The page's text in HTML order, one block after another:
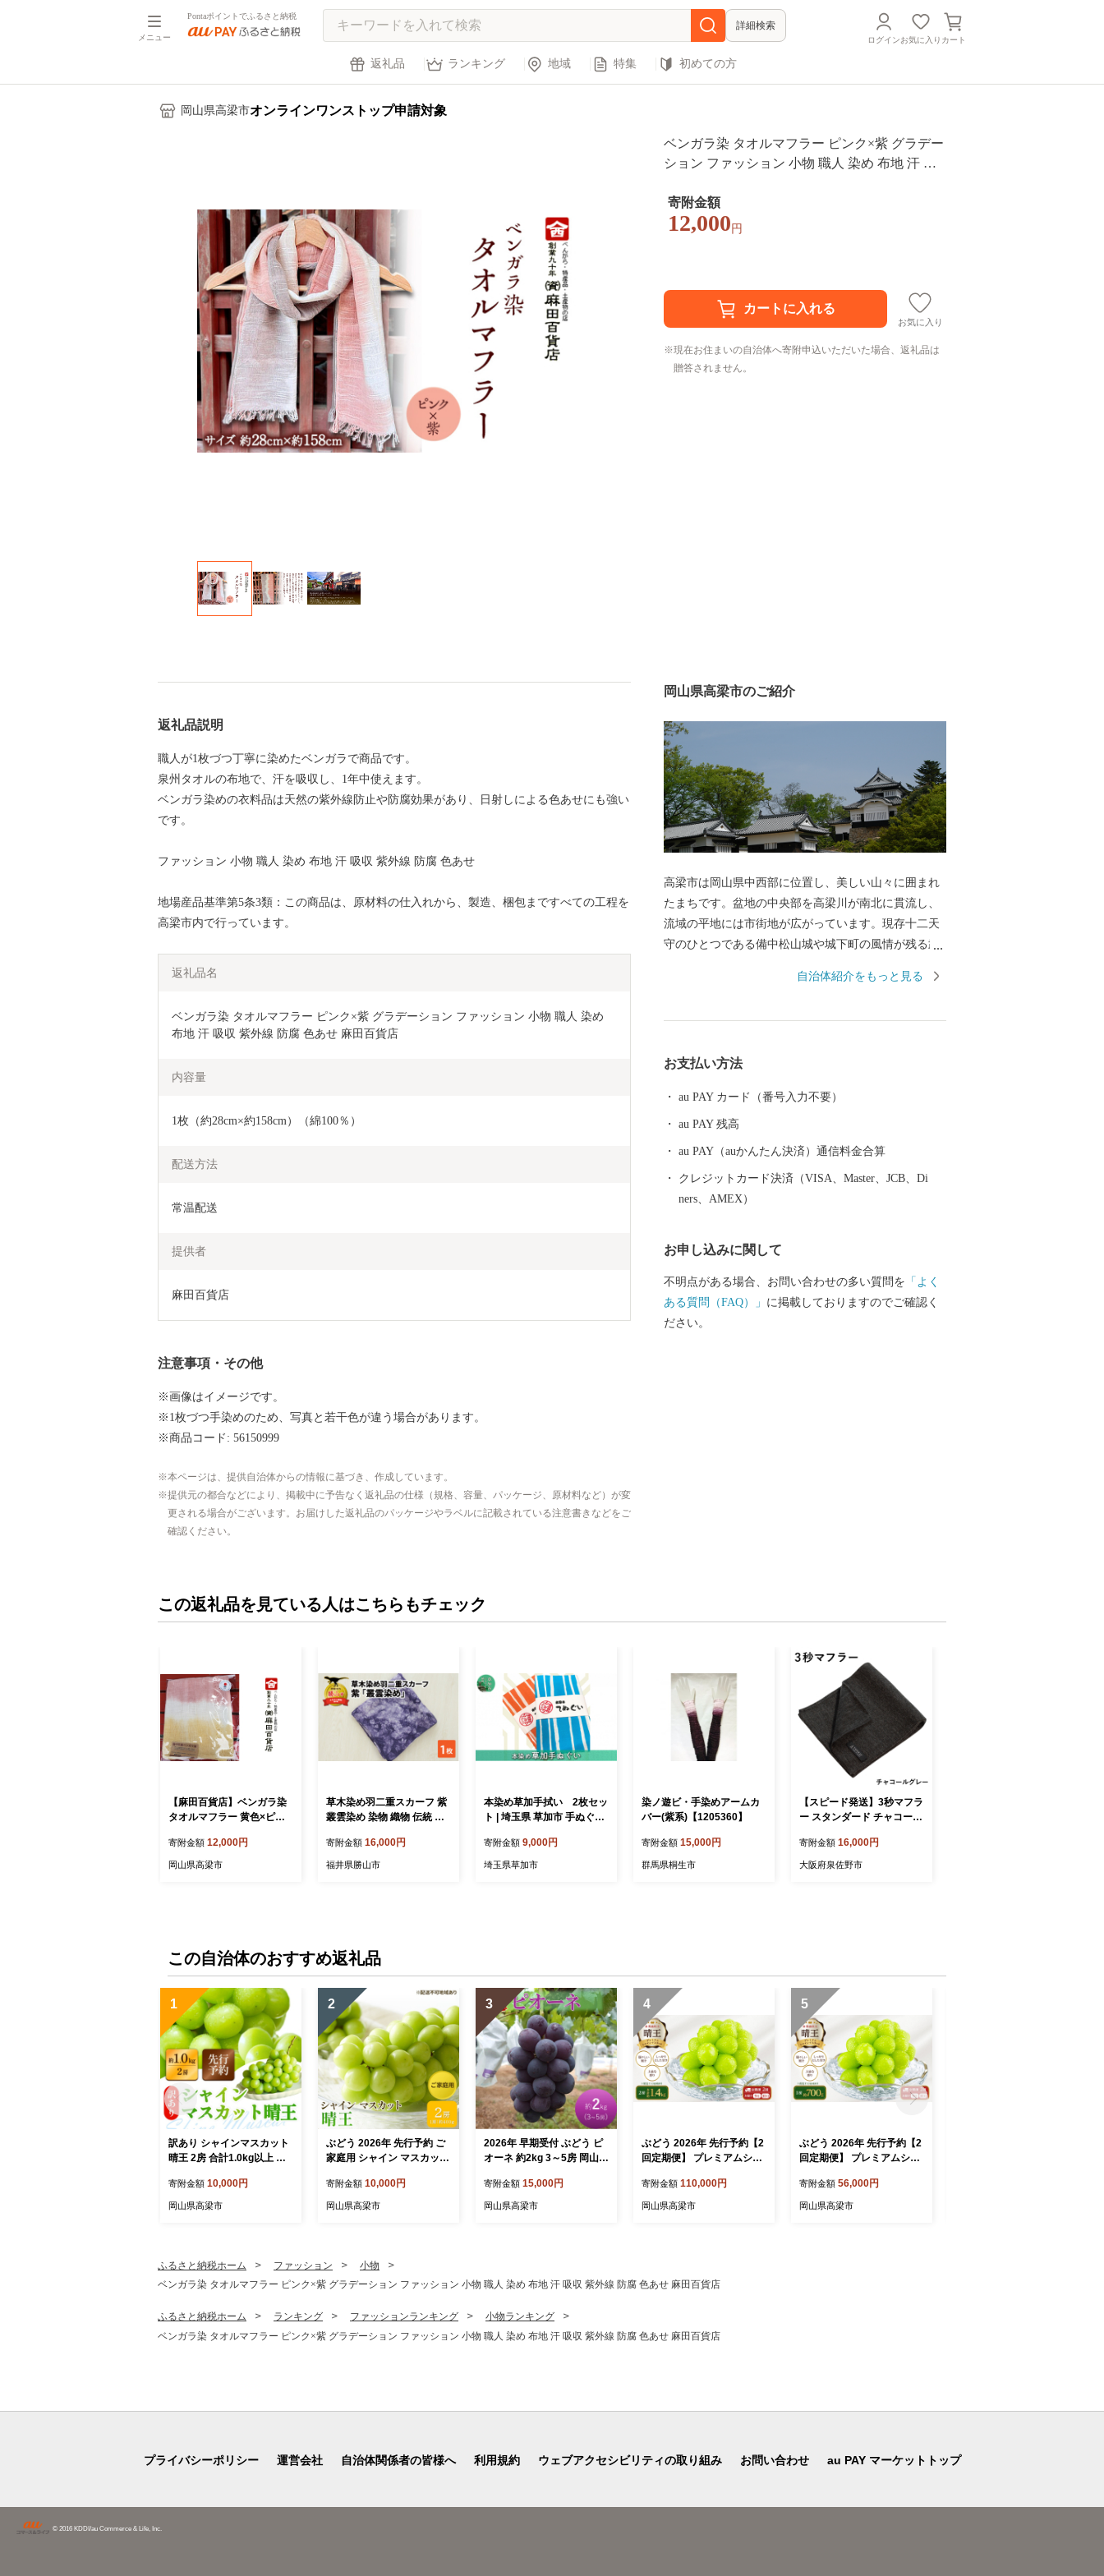
メニュー
Pontaポイントでふるさと納税
詳細検索
ログインお気に入り カート
返礼品 ランキング 地域 特集 初めての方
岡山県高梁市オンラインワンストップ申請対象
ベンガラ染 タオルマフラー ピンク×紫 グラデー
ション ファッション 小物 職人 染め 布地 汗 吸
寄附金額
12,000 円
お気に入り
現在お住まいの自治体へ寄附申込いただいた場合、返礼品は
贈答されません。
返礼品説明
職人が1枚づつ丁寧に染めたベンガラで商品です。
泉州タオルの布地で、汗を吸収し、1年中使えます。
ベンガラ染めの衣料品は天然の紫外線防止や防腐効果があり、日射しによる色あせにも強い
です。
ファッション 小物 職人 染め 布地 汗 吸収 紫外線 防腐 色あせ
地場産品基準第5条3類：この商品は、原材料の仕入れから、製造、梱包まですべての工程を
高梁市内で行っています。
返礼品名
ベンガラ染 タオルマフラー ピンク×紫 グラデーション ファッション 小物 職人 染め
布地 汗 吸収 紫外線 防腐 色あせ 麻田百貨店
内容量
1枚（約28cm×約158cm）（綿100％）
配送方法
常温配送
提供者
麻田百貨店
注意事項・その他
※画像はイメージです。
※1枚づつ手染めのため、写真と若干色が違う場合があります。
※商品コード: 56150999
本ページは、提供自治体からの情報に基づき、作成しています。
提供元の都合などにより、掲載中に予告なく返礼品の仕様（規格、容量、パッケージ、原材料など）が変
更される場合がございます。お届けした返礼品のパッケージやラベルに記載されている注意書きなどをご
確認ください。
岡山県高梁市のご紹介
高梁市は岡山県中西部に位置し、美しい山々に囲まれ
たまちです。盆地の中央部を高梁川が南北に貫流し、
流域の平地には市街地が広がっています。現存十二天
守のひとつである備中松山城や城下町の風情が残る武
屋地域など美しい歴史的町並みが今も色濃く残ってい
れています。
自治体紹介をもっと見る
お支払い方法
au PAY カード（番号入力不要）
au PAY 残高
au PAY（auかんたん決済）通信料金合算
クレジットカード決済（VISA、Master、JCB、Di
ners、AMEX）
お申し込みに関して
不明点がある場合、お問い合わせの多い質問を 「よく
ある質問（FAQ）」 に掲載しておりますのでご確認く
ださい。
この返礼品を見ている人はこちらもチェック
【麻田百貨店】ベンガラ染
タオルマフラー 黄色×ピン
ョン 小物 職人 染め 布地 汗
吸収 紫外線 防腐 色あせ
寄附金額 12,000円
岡山県高梁市
草木染め羽二重スカーフ 紫
叢雲染め 染物 織物 伝統 フ
3]
寄附金額 16,000円
福井県勝山市
本染め草加手拭い 2枚セッ
ト | 埼玉県 草加市 手ぬぐい
み 職人 人気 ハンカチ 便利
汗 染め 伝統 伝統工芸 職人
寄附金額 9,000円
埼玉県草加市
染ノ遊ビ・手染めアームカ
バー(紫系)【1205360】
寄附金額 15,000円
群馬県桐生市
【スピード発送】3秒マフラ
ー スタンダード チャコール
クト ビジネス 仕事 ファッ
ション 小物 日用品 雑貨】
寄附金額 16,000円
大阪府泉佐野市
この自治体のおすすめ返礼品
1
訳あり シャインマスカット
晴王 2房 合計1.0kg以上 ぶ
ット 岡山 岡山県産 桃太郎
御一行 2026年 先行予約
寄附金額 10,000円
岡山県高梁市
2
ぶどう 2026年 先行予約 ご
家庭用 シャイン マスカット
萄 岡山県産 国産 フルーツ
果物 太陽 美しい 外観 大粒
寄附金額 10,000円
岡山県高梁市
3
2026年 早期受付 ぶどう ピ
オーネ 約2kg 3～5房 岡山県
ドウ
寄附金額 15,000円
岡山県高梁市
4
ぶどう 2026年 先行予約【2
回定期便】 プレミアムシャ
1.4kg 人気 岡山県船穂産 赤
秀品 種無し 皮ごと食べる
寄附金額 110,000円
岡山県高梁市
5
ぶどう 2026年 先行予約【2
回定期便】 プレミアムシャ
700g 人気 岡山県船穂産 赤
秀品 種無し 皮ごと食べる
寄附金額 56,000円
岡山県高梁市
ふるさと納税ホーム ファッション
小物
ベンガラ染 タオルマフラー ピンク×紫 グラデーション ファッション 小物 職人 染め 布地 汗 吸収 紫外線 防腐 色あせ 麻田百貨店
ふるさと納税ホーム ランキング ファッションランキング
小物ランキング
ベンガラ染 タオルマフラー ピンク×紫 グラデーション ファッション 小物 職人 染め 布地 汗 吸収 紫外線 防腐 色あせ 麻田百貨店
プライバシーポリシー 運営会社 自治体関係者の皆様へ 利用規約 ウェブアクセシビリティの取り組み お問い合わせ au PAY マーケットトップ
© 2016 KDDI/au Commerce & Life, Inc.